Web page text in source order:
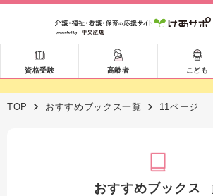
資格受験 高齢者 こども
TOP おすすめブックス一覧 11ページ
おすすめブックス